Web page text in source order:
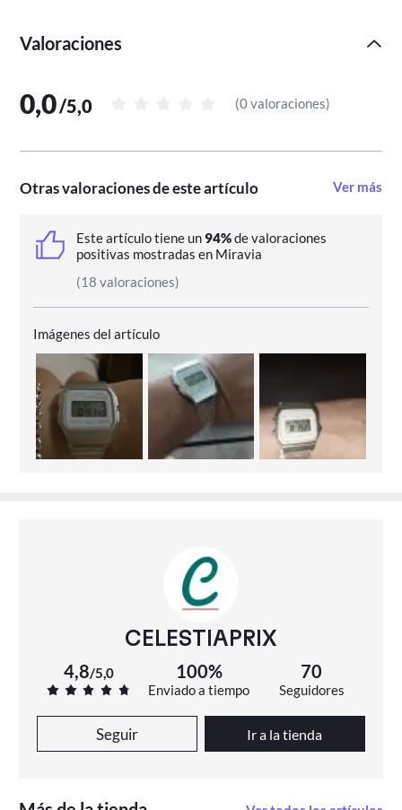
Valoraciones
0,0/5,0 (0 valoraciones)
Otras valoraciones de este artículo Ver más
Este artículo tiene un94%de valoraciones
positivas mostradas en Miravia
(18 valoraciones)
Imágenes del artículo
CELESTIAPRIX
4,8/5,0 100%
Enviado a tiempo
70
Seguidores
Seguir Ir a la tienda